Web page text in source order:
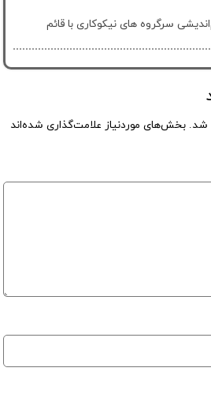
سرگروه های نیکوکاری با قائم
شد. بخش‌های موردنیاز علامت‌گذاری شده‌اند